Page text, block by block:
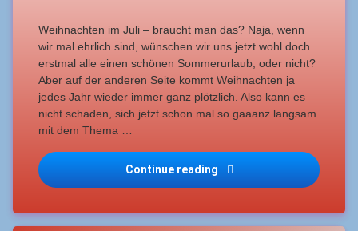
Weihnachten im Juli – braucht man das? Naja, wenn
wir mal ehrlich sind, wünschen wir uns jetzt wohl doch
erstmal alle einen schönen Sommerurlaub, oder nicht?
Aber auf der anderen Seite kommt Weihnachten ja
jedes Jahr wieder immer ganz plötzlich. Also kann es
nicht schaden, sich jetzt schon mal so gaaanz langsam
mit dem Thema …
Continue reading InstaHop Christmas in